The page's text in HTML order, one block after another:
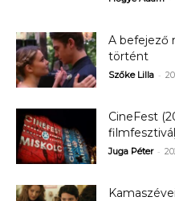
A befejező
történt
Szőke Lilla -
CineFest
Juga Péter -